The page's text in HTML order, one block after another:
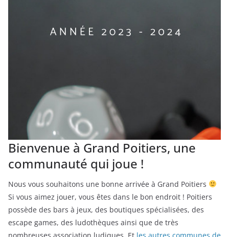
Bienvenue à Grand Poitiers, une
communauté qui joue !
Nous vous souhaitons une bonne arrivée à Grand Poitiers
Si vous aimez jouer, vous êtes dans le bon endroit ! Poitiers
possède des bars à jeux, des boutiques spécialisées, des
escape games, des ludothèques ainsi que de très
nombreuses association ludiques. Et les autres communes de